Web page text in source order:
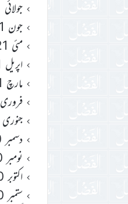
جولائی 2021
جون 2021
مئی 2021
اپریل 2021
مارچ 2021
فروری 2021
جنوری 2021
دسمبر 2020
نومبر 2020
اکتوبر 2020
ستمبر 2020